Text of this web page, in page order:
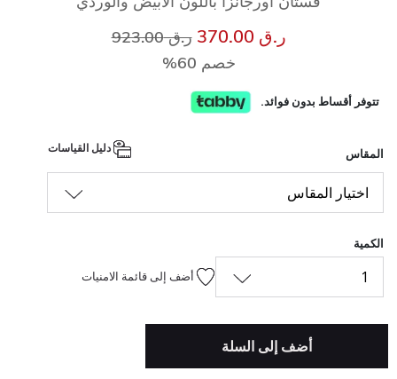
ر.ق 370.00 سعر مخفض من
ر.ق 923.00
إلى
خصم 60%
تتوفر أقساط بدون فوائد.
المقاس
اختيار المقاس
الكمية
1 أضف إلى قائمة الامنيات
أضف إلى السلة